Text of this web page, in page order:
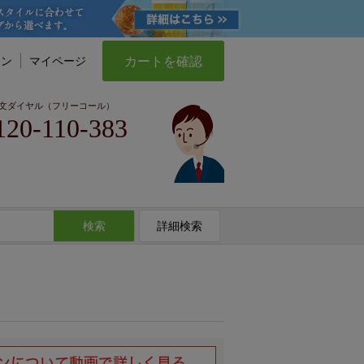
マイページ カートを確認
ダイヤル（フリーコール）
110-383
検索 詳細検索